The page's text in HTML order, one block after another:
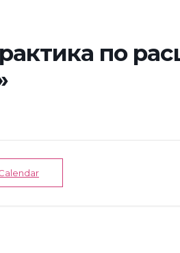
по